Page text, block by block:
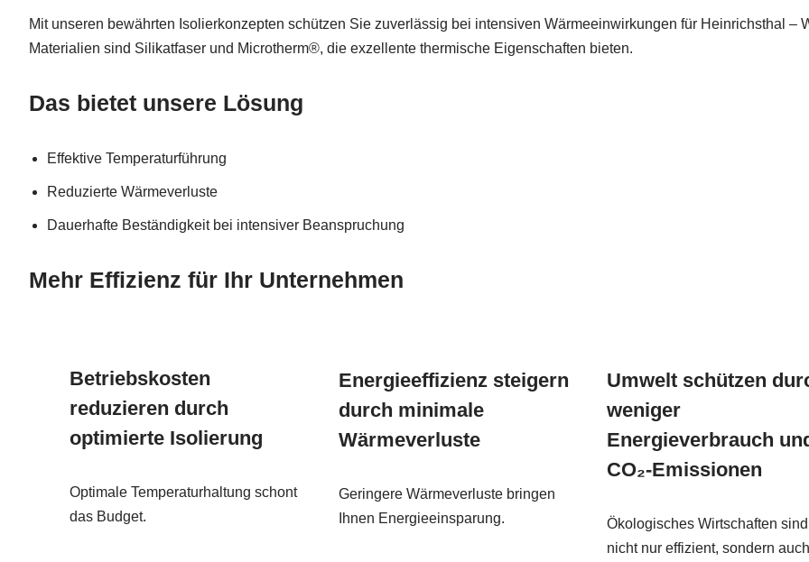
Mit unseren bewährten Isolierkonzepten schützen Sie zuverlässig bei intensiven Wärmeeinwirkungen für Heinrichsthal –
Materialien sind Silikatfaser und Microtherm®, die exzellente thermische Eigenschaften bieten.
Das bietet unsere Lösung
Effektive Temperaturführung
Reduzierte Wärmeverluste
Dauerhafte Beständigkeit bei intensiver Beanspruchung
Mehr Effizienz für Ihr Unternehmen
Betriebskosten
reduzieren durch
optimierte Isolierung
Optimale Temperaturhaltung schont
das Budget.
Energieeffizienz steigern
durch minimale
Wärmeverluste
Geringere Wärmeverluste bringen
Ihnen Energieeinsparung.
Umwelt schützen
weniger
Energieverbrauch
CO₂-Emissionen
Ökologisches Wirtschaften sind
nicht nur effizient, sondern auch